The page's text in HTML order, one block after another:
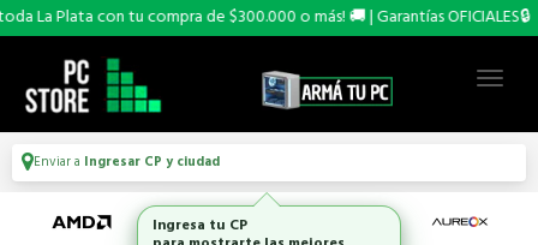
Plata con tu compra de $300.000 o más! 🚚 | Garantías OFICIALES🔒
Enviar a Ingresar CP y ciudad